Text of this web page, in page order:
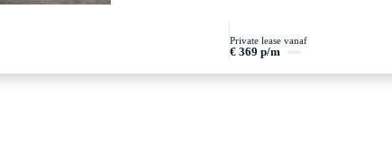
Private lease vanaf
€ 369 p/m